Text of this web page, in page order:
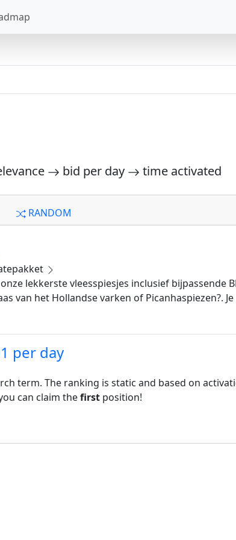
bid per day time activated
RANDOM
lekkerste vleesspiesjes inclusief bijpassende
van het Hollandse varken of Picanhaspiezen?.
per day
term. The ranking is static and based on
can claim thefirst position!